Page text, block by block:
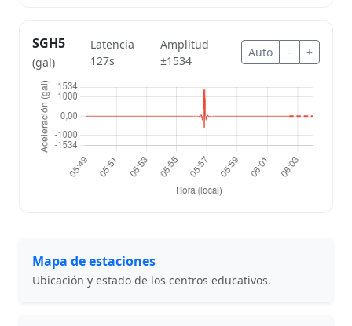
SGH5
(gal)
Latencia
127s
Amplitud
±1534
Auto – +
Mapa de estaciones
Ubicación y estado de los centros educativos.